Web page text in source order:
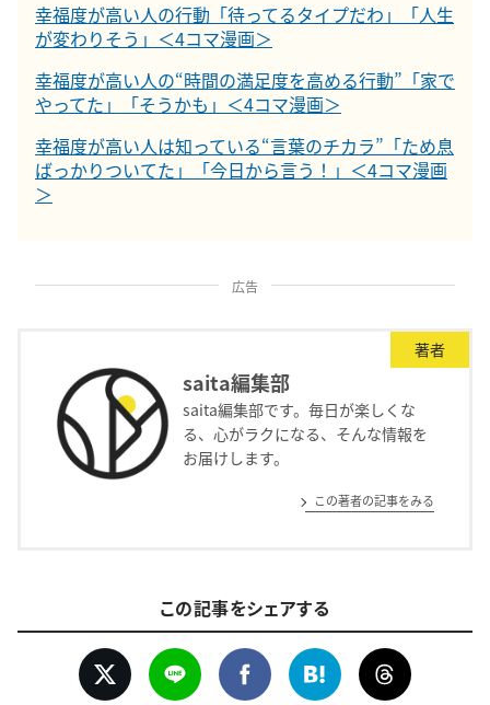
幸福度が高い人の行動「待ってるタイプだわ」「人生
が変わりそう」＜4コマ漫画＞
幸福度が高い人の“時間の満足度を高める行動”「家で
やってた」「そうかも」＜4コマ漫画＞
幸福度が高い人は知っている“言葉のチカラ”「ため息
ばっかりついてた」「今日から言う！」＜4コマ漫画
＞
広告
著者
saita編集部
saita編集部です。毎日が楽しくな
る、心がラクになる、そんな情報を
お届けします。
この著者の記事をみる
この記事をシェアする